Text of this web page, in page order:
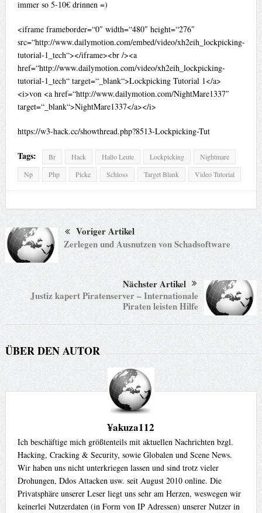
immer so 5-10€ drinnen =)
<iframe frameborder=“0″ width=“480″ height=“276″
src=“http://www.dailymotion.com/embed/video/xh2eih_lockpicking-
tutorial-1_tech“></iframe><br /><a
href=“http://www.dailymotion.com/video/xh2eih_lockpicking-
tutorial-1_tech“ target=“_blank“>Lockpicking Tutorial 1</a>
<i>von <a href=“http://www.dailymotion.com/NightMare1337″
target=“_blank“>NightMare1337</a></i>
https://w3-hack.cc/showthread.php?8513-Lockpicking-Tut
Tags: Br Hack Hallo Leute Lockpicking
Nightmare
Np
Php Picke Schloss Target Blank Video Tutorial
Voriger Artikel
Zerlegen und Ausnutzen von Schadsoftware
Nächster Artikel
Justiz kapert Piratenserver – Internationale
Piraten leisten Hilfe
ÜBER DEN AUTOR
¥akuza112
Ich beschäftige mich größtenteils mit aktuellen Nachrichten bzgl.
Hacking, Cracking & Security, sowie Globalen und Scene News.
Wir haben uns nicht unterkriegen lassen und sind trotz vieler
Drohungen, Ddos Attacken usw. seit August 2010 online. Die
Privatsphäre unserer Leser liegt uns sehr am Herzen, weswegen wir
keinerlei Nutzerdaten (in Form von IP Adressen) unserer Nutzer in